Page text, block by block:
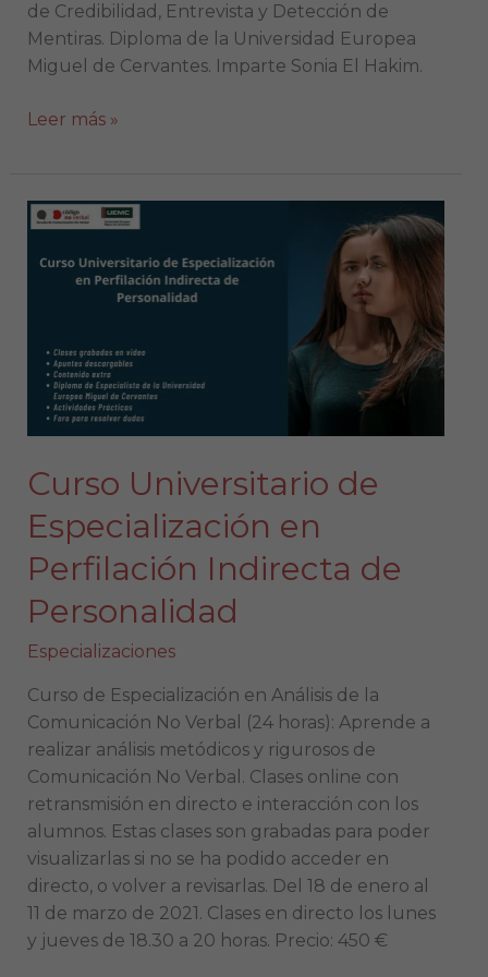
de Credibilidad, Entrevista y Detección de
Mentiras. Diploma de la Universidad Europea
Miguel de Cervantes. Imparte Sonia El Hakim.
Leer más »
Curso Universitario de
Especialización en
Perfilación Indirecta de
Personalidad
Especializaciones
Curso de Especialización en Análisis de la
Comunicación No Verbal (24 horas): Aprende a
realizar análisis metódicos y rigurosos de
Comunicación No Verbal. Clases online con
retransmisión en directo e interacción con los
alumnos. Estas clases son grabadas para poder
visualizarlas si no se ha podido acceder en
directo, o volver a revisarlas. Del 18 de enero al
11 de marzo de 2021. Clases en directo los lunes
y jueves de 18.30 a 20 horas. Precio: 450 €
Curso
de
Especialización
Perfilación
Indirecta
de
Personalidad